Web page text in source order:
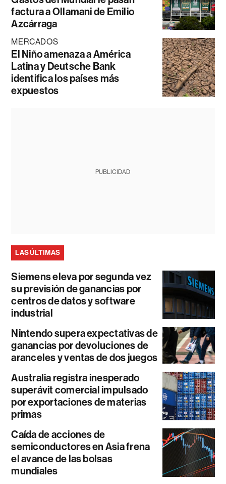
factura a Ollamani de Emilio
Azcárraga
MERCADOS
El Niño amenaza a América
Latina y Deutsche Bank
identifica los países más
expuestos
PUBLICIDAD
LAS ÚLTIMAS
Siemens eleva por segunda vez
su previsión de ganancias por
centros de datos y software
industrial
Nintendo supera expectativas de
ganancias por devoluciones de
aranceles y ventas de dos juegos
Australia registra inesperado
superávit comercial impulsado
por exportaciones de materias
primas
Caída de acciones de
semiconductores en Asia frena
el avance de las bolsas
mundiales